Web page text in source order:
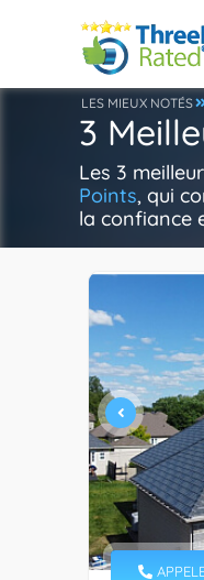
LES MIEUX NOTÉS
3
Les 3
Points, qui
la confiance